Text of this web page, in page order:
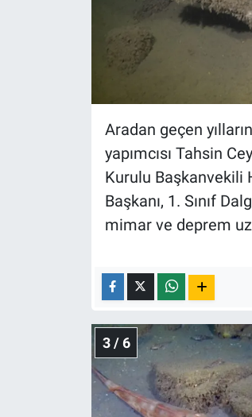
Aradan geçen
yapımcısı Tahsin
Kurulu Başkanvekili
Başkanı, 1. Sınıf
mimar ve deprem
3 / 6